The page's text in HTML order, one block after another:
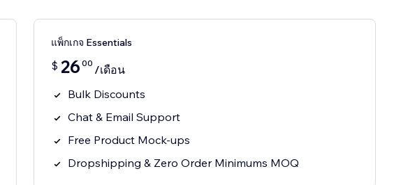
แพ็กเกจ Essentials
$ 26 00 /เดือน
Bulk Discounts
Chat & Email Support
Free Product Mock-ups
Dropshipping & Zero Order Minimums MOQ